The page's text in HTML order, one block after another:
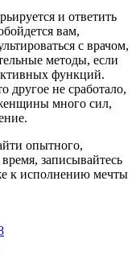
и ответить
вам,
с врачом,
методы, если
функций.
другое не сработало,
много сил,
опытного,
записывайтесь
к исполнению мечты